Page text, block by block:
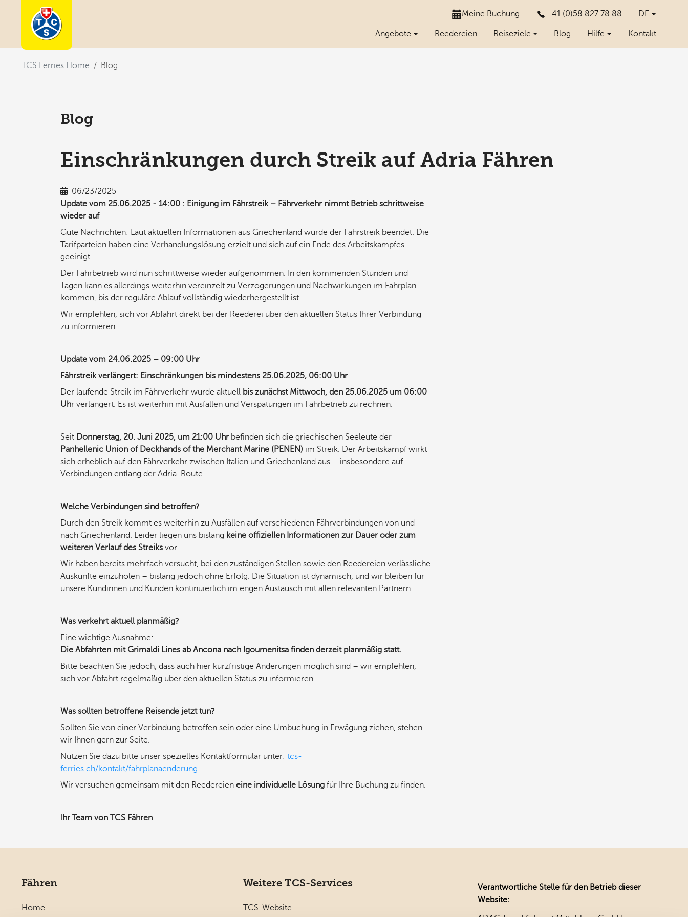
Meine Buchung +41 (0)58 827 78 88 DE
Angebote Reedereien Reiseziele Blog (current)
Hilfe Kontakt
TCS Ferries Home Blog
Blog
Einschränkungen durch Streik auf Adria Fähren
06/23/2025
Update vom 25.06.2025 - 14:00 : Einigung im Fährstreik – Fährverkehr nimmt Betrieb schrittweise
wieder auf
Gute Nachrichten: Laut aktuellen Informationen aus Griechenland wurde der Fährstreik beendet. Die
Tarifparteien haben eine Verhandlungslösung erzielt und sich auf ein Ende des Arbeitskampfes
geeinigt.
Der Fährbetrieb wird nun schrittweise wieder aufgenommen. In den kommenden Stunden und
Tagen kann es allerdings weiterhin vereinzelt zu Verzögerungen und Nachwirkungen im Fahrplan
kommen, bis der reguläre Ablauf vollständig wiederhergestellt ist.
Wir empfehlen, sich vor Abfahrt direkt bei der Reederei über den aktuellen Status Ihrer Verbindung
zu informieren.
Update vom 24.06.2025 – 09:00 Uhr
Fährstreik verlängert: Einschränkungen bis mindestens 25.06.2025, 06:00 Uhr
Der laufende Streik im Fährverkehr wurde aktuell bis zunächst Mittwoch, den 25.06.2025 um 06:00
Uhr verlängert. Es ist weiterhin mit Ausfällen und Verspätungen im Fährbetrieb zu rechnen.
Seit Donnerstag, 20. Juni 2025, um 21:00 Uhr befinden sich die griechischen Seeleute der
Panhellenic Union of Deckhands of the Merchant Marine (PENEN) im Streik. Der Arbeitskampf wirkt
sich erheblich auf den Fährverkehr zwischen Italien und Griechenland aus – insbesondere auf
Verbindungen entlang der Adria-Route.
Welche Verbindungen sind betroffen?
Durch den Streik kommt es weiterhin zu Ausfällen auf verschiedenen Fährverbindungen von und
nach Griechenland. Leider liegen uns bislang keine offiziellen Informationen zur Dauer oder zum
weiteren Verlauf des Streiks vor.
Wir haben bereits mehrfach versucht, bei den zuständigen Stellen sowie den Reedereien verlässliche
Auskünfte einzuholen – bislang jedoch ohne Erfolg. Die Situation ist dynamisch, und wir bleiben für
unsere Kundinnen und Kunden kontinuierlich im engen Austausch mit allen relevanten Partnern.
Was verkehrt aktuell planmäßig?
Eine wichtige Ausnahme:
Die Abfahrten mit Grimaldi Lines ab Ancona nach Igoumenitsa finden derzeit planmäßig statt.
Bitte beachten Sie jedoch, dass auch hier kurzfristige Änderungen möglich sind – wir empfehlen,
sich vor Abfahrt regelmäßig über den aktuellen Status zu informieren.
Was sollten betroffene Reisende jetzt tun?
Sollten Sie von einer Verbindung betroffen sein oder eine Umbuchung in Erwägung ziehen, stehen
wir Ihnen gern zur Seite.
Nutzen Sie dazu bitte unser spezielles Kontaktformular unter: tcs-
ferries.ch/kontakt/fahrplanaenderung
Wir versuchen gemeinsam mit den Reedereien eine individuelle Lösung für Ihre Buchung zu finden.
hr Team von TCS Fähren
Fähren
Home
Weitere TCS-Services
TCS-Website
Verantwortliche Stelle für den Betrieb dieser
Website: